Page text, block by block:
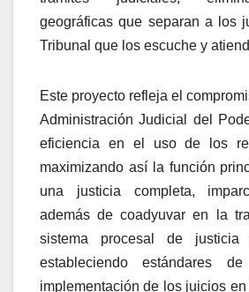
geográficas que separan a los
Tribunal que los escuche y
Este proyecto refleja el
Administración Judicial del
eficiencia en el uso de los
maximizando así la función
una justicia completa,
además de coadyuvar en la
sistema procesal de
estableciendo estándares
implementación de los juicios en